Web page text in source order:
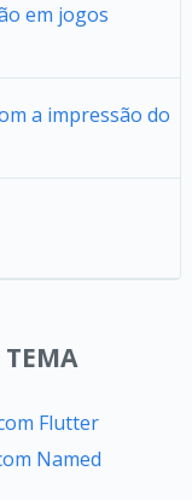
em jogos
a impressão do
TEMA
Flutter
Named